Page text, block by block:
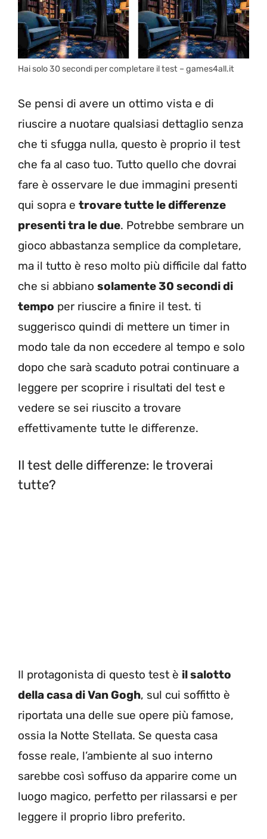
Hai solo 30 secondi per completare il test – games4all.it
Se pensi di avere un ottimo vista e di
riuscire a nuotare qualsiasi dettaglio senza
che ti sfugga nulla, questo è proprio il test
che fa al caso tuo. Tutto quello che dovrai
fare è osservare le due immagini presenti
qui sopra e trovare tutte le differenze
presenti tra le due. Potrebbe sembrare un
gioco abbastanza semplice da completare,
ma il tutto è reso molto più difficile dal fatto
che si abbiano solamente 30 secondi di
tempo per riuscire a finire il test. ti
suggerisco quindi di mettere un timer in
modo tale da non eccedere al tempo e solo
dopo che sarà scaduto potrai continuare a
leggere per scoprire i risultati del test e
vedere se sei riuscito a trovare
effettivamente tutte le differenze.
Il test delle differenze: le troverai
tutte?
Il protagonista di questo test è il salotto
della casa di Van Gogh, sul cui soffitto è
riportata una delle sue opere più famose,
ossia la Notte Stellata. Se questa casa
fosse reale, l’ambiente al suo interno
sarebbe così soffuso da apparire come un
luogo magico, perfetto per rilassarsi e per
leggere il proprio libro preferito.